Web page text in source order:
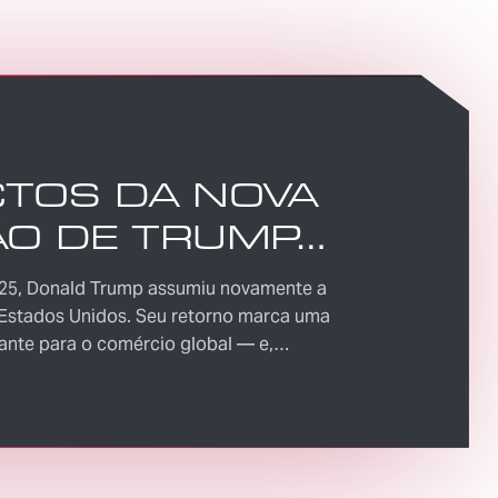
DA NOVA
DE TRUMP
SUPPLY CHAIN:
ESPERAR?
Donald Trump assumiu novamente a
Unidos. Seu retorno marca uma
para o comércio global — e,
logístico e de supply chain precisam estar